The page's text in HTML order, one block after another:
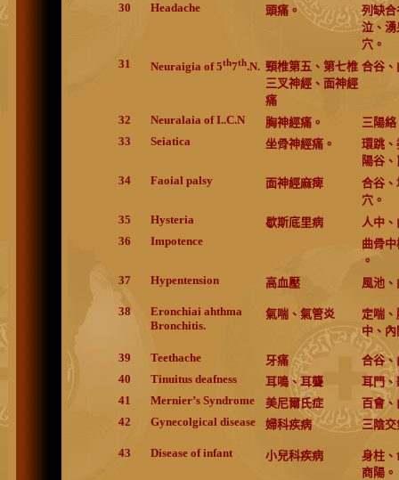
30
Headache 頭痛。
列缺合
泣、湧
穴。
31
Neuraigia of 5th7th.N. 頸椎第五、第七椎
三叉神經、面神經
痛
合谷、
32 Neuralaia of I..C.N 胸神經痛。
三陽
33
Seiatica 坐骨神經痛。
環跳、
陽谷
34
Faoial palsy 面神經麻痺
合谷、
穴。
35
Hysteria 歇斯底里病
人中、
36
Impotence
曲骨
。
37
Hypentension 高血壓 風池
38
Eronchiai ahthma
Bronchitis.
氣喘、氣管炎
定喘
中、
39
Teethache 牙痛
合谷、
40
Tinuitus deafness 耳鳴、耳聾
耳門、
41
Mernier’s Syndrome 美尼爾氏症
百會、
42
Gynecolgical disease 婦科疾病 三陰交
43 Disease of infant 小兒科疾病
身柱、
商陽。